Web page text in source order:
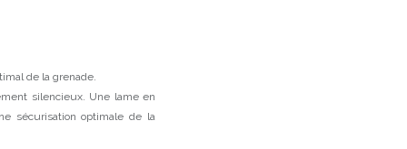
de la grenade.
silencieux. Une lame en
sécurisation optimale de la